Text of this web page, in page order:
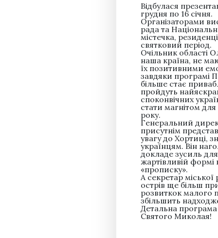
Відбулася
грудня по 16 січня.
Організаторами
рада та
містечка,
святковий період.
Очільник області
наша країна, не
їх позитивними
завдяки програмі
більше стає
пройдуть
споконвічних
стати магнітом
року.
Генеральний
присутнім
увагу до Хортиці,
українцям. Він
докладе зусиль
жартівливій
«прописку».
А секретар
острів ще більш
розвиткок малого
збільшить
Детальна
Святого Миколая!